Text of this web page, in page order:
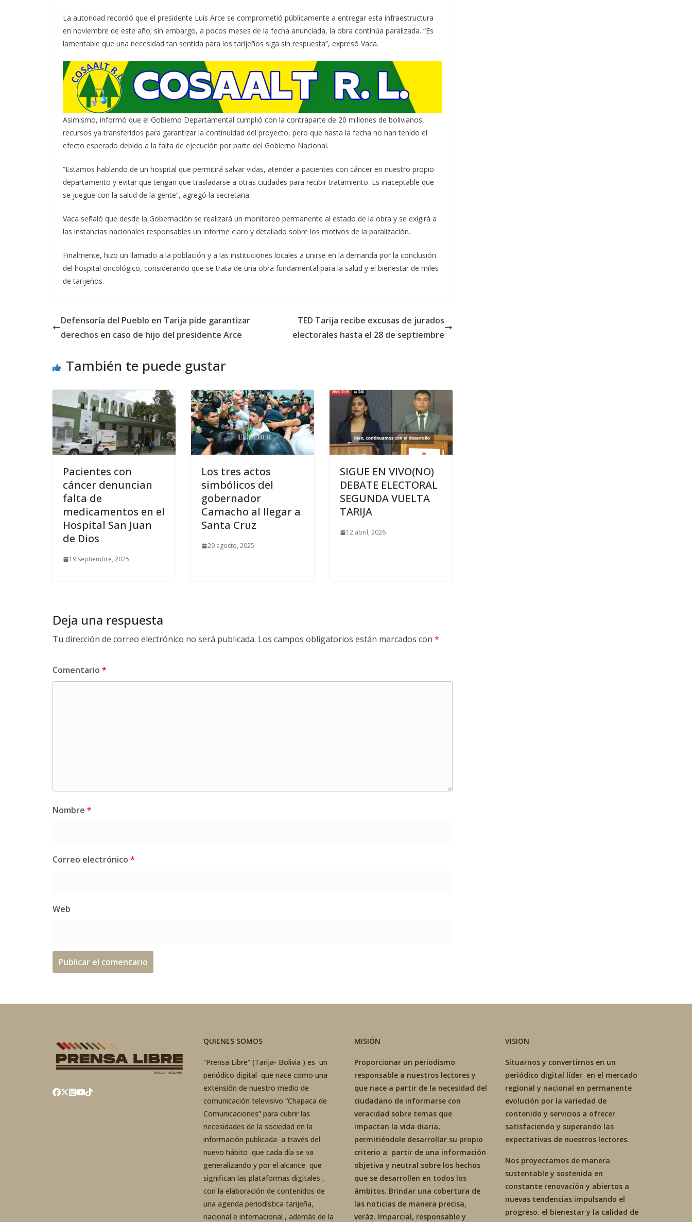
La autoridad recordó que el presidente Luis Arce se comprometió públicamente a entregar esta infraestructura
en noviembre de este año; sin embargo, a pocos meses de la fecha anunciada, la obra continúa paralizada. “Es
lamentable que una necesidad tan sentida para los tarijeños siga sin respuesta”, expresó Vaca.
Asimismo, informó que el Gobierno Departamental cumplió con la contraparte de 20 millones de bolivianos,
recursos ya transferidos para garantizar la continuidad del proyecto, pero que hasta la fecha no han tenido el
efecto esperado debido a la falta de ejecución por parte del Gobierno Nacional.
“Estamos hablando de un hospital que permitirá salvar vidas, atender a pacientes con cáncer en nuestro propio
departamento y evitar que tengan que trasladarse a otras ciudades para recibir tratamiento. Es inaceptable que
se juegue con la salud de la gente”, agregó la secretaria.
Vaca señaló que desde la Gobernación se realizará un monitoreo permanente al estado de la obra y se exigirá a
las instancias nacionales responsables un informe claro y detallado sobre los motivos de la paralización.
Finalmente, hizo un llamado a la población y a las instituciones locales a unirse en la demanda por la conclusión
del hospital oncológico, considerando que se trata de una obra fundamental para la salud y el bienestar de miles
de tarijeños.
Defensoría del Pueblo en Tarija pide garantizar
derechos en caso de hijo del presidente Arce
TED Tarija recibe excusas de jurados
electorales hasta el 28 de septiembre
También te puede gustar
Pacientes con
cáncer denuncian
falta de
medicamentos en el
Hospital San Juan
de Dios
19 septiembre, 2025
Los tres actos
simbólicos del
gobernador
Camacho al llegar a
Santa Cruz
29 agosto, 2025
SIGUE EN VIVO(NO)
DEBATE ELECTORAL
SEGUNDA VUELTA
TARIJA
12 abril, 2026
Deja una respuesta
Tu dirección de correo electrónico no será publicada. Los campos obligatorios están marcados con *
Comentario *
Nombre *
Correo electrónico *
Web
QUIENES SOMOS
“Prensa Libre” (Tarija- Bolivia ) es un
periódico digital que nace como una
extensión de nuestro medio de
comunicación televisivo “Chapaca de
Comunicaciones” para cubrir las
necesidades de la sociedad en la
información publicada a través del
nuevo hábito que cada día se va
generalizando y por el alcance que
significan las plataformas digitales ,
con la elaboración de contenidos de
una agenda periodística tarijeña,
nacional e internacional , además de la
MISIÓN
Proporcionar un periodismo
responsable a nuestros lectores y
que nace a partir de la necesidad del
ciudadano de informarse con
veracidad sobre temas que
impactan la vida diaria,
permitiéndole desarrollar su propio
criterio a partir de una información
objetiva y neutral sobre los hechos
que se desarrollen en todos los
ámbitos. Brindar una cobertura de
las noticias de manera precisa,
veráz. Imparcial, responsable y
VISION
Situarnos y convertirnos en un
periódico digital líder en el mercado
regional y nacional en permanente
evolución por la variedad de
contenido y servicios a ofrecer
satisfaciendo y superando las
expectativas de nuestros lectores.
Nos proyectamos de manera
sustentable y sostenida en
constante renovación y abiertos a
nuevas tendencias impulsando el
progreso. el bienestar y la calidad de